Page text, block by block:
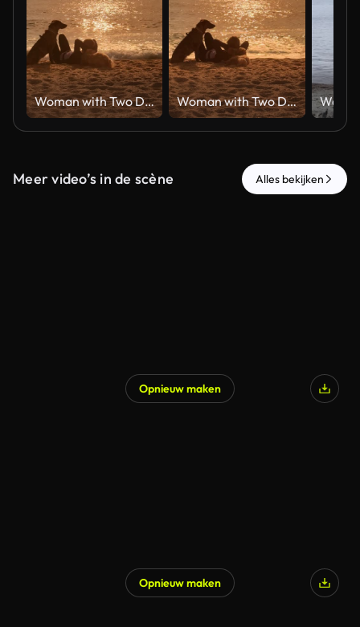
Woman with Two Dogs on Beach at Sunset Woman with Two Dogs on Beach at Sunset
Meer video’s in de scène Alles bekijken
Opnieuw maken
Opnieuw maken